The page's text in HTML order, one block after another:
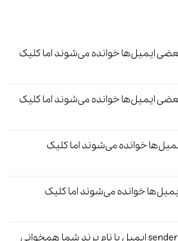
ایمیل‌ها خوانده می‌شوند اما کلیک
ایمیل‌ها خوانده می‌شوند اما کلیک
خوانده می‌شوند اما کلیک
خوانده می‌شوند اما کلیک
کدام sender ایمیل با نام برند شما همخوانی